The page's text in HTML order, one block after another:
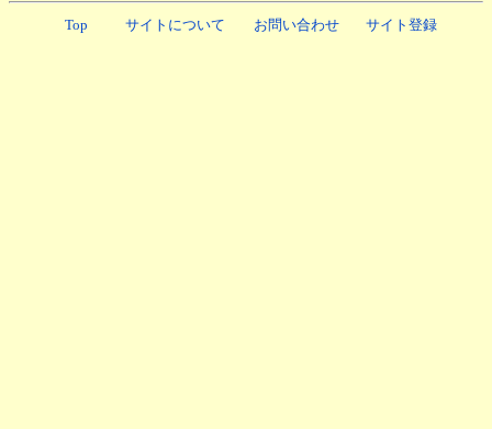
Top サイトについて お問い合わせ サイト登録